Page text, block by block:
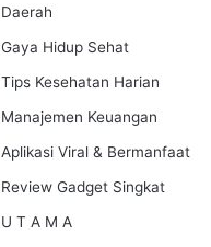
Daerah
Gaya Hidup Sehat
Tips Kesehatan Harian
Manajemen Keuangan
Aplikasi Viral & Bermanfaat
Review Gadget Singkat
U T A M A